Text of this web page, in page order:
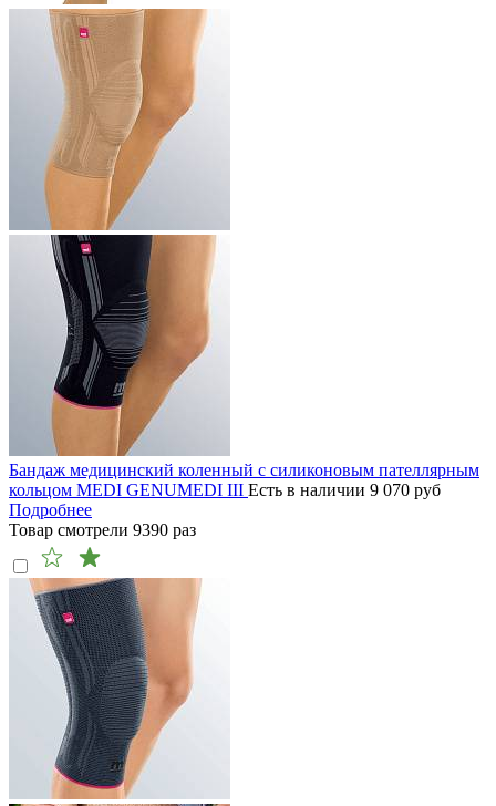
Бандаж медицинский коленный с силиконовым пателлярным
кольцом MEDI GENUMEDI III Есть в наличии 9 070 руб
Подробнее
Товар смотрели 9390 раз